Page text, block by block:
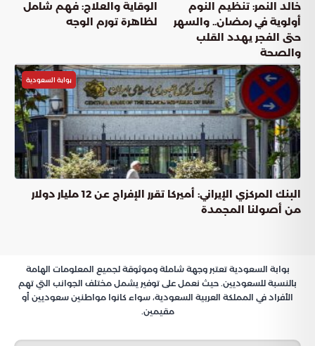
عناوين المقال
الاستقرار الإقليمي ودور أنظمة الدفاع الجوي في مواجهة التصعيد
فاعلية الحلول التقنية والتوازن مع المسار الدبلوماسي
ركائز التحرك الاستراتيجي والسياسي الراهن
إحصائيات اعتراض التهديدات الجوية الأخيرة
موازين القوى وآفاق الاستقرار المستدام
تعدأنظمة الدفاع الجويالحديثة الركيزة الأساسية لحماية
السيادة الوطنية في ظل التصعيد العسكري المتنامي الذي
تشهده المنطقة. تفرض التحولات الاستراتيجية الراهنة ضرورة